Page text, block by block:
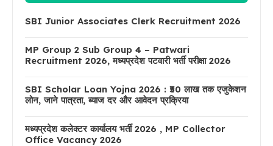
SBI Junior Associates Clerk Recruitment 2026
MP Group 2 Sub Group 4 – Patwari
Recruitment 2026, मध्यप्रदेश पटवारी भर्ती परीक्षा 2026
SBI Scholar Loan Yojna 2026 : ₹50 लाख तक एजुकेशन
लोन, जाने पात्रता, ब्याज दर और आवेदन प्रक्रिया
मध्यप्रदेश कलेक्टर कार्यालय भर्ती 2026 , MP Collector
Office Vacancy 2026